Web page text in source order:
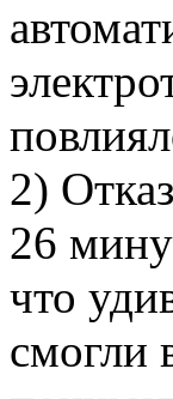
2)
26
что
смогли